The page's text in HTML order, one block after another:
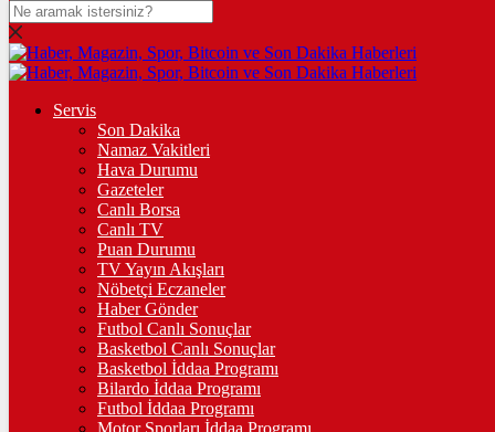
DOLAR
47,7436$% 0.18
% 0.32
STERLİN
% 0.38
GRAM ALTIN
%2,59
ÇEYREK ALTIN
10.909,00%2,60
TAM ALTIN
Servis
Son Dakika
Namaz Vakitleri
Hava Durumu
Gazeteler
Canlı Borsa
Canlı TV
Puan Durumu
TV Yayın Akışları
Nöbetçi Eczaneler
Haber Gönder
Futbol Canlı Sonuçlar
Basketbol Canlı Sonuçlar
Basketbol İddaa Programı
Bilardo İddaa Programı
Futbol İddaa Programı
Motor Sporları İddaa Programı